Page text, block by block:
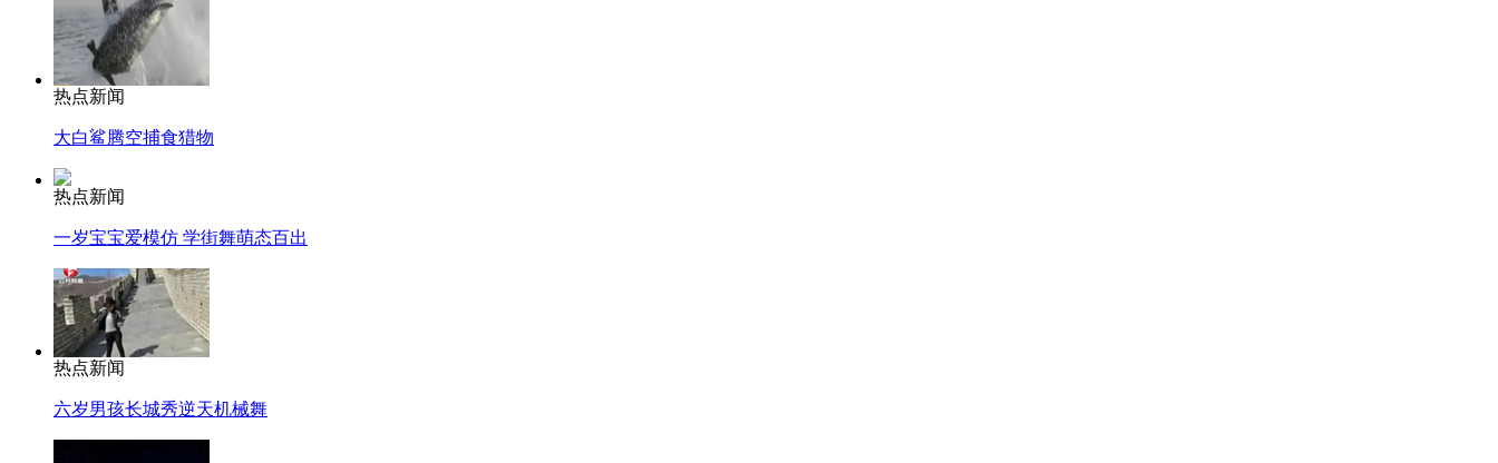
热点新闻
大白鲨腾空捕食猎物
热点新闻
一岁宝宝爱模仿 学街舞萌态百出
热点新闻
六岁男孩长城秀逆天机械舞